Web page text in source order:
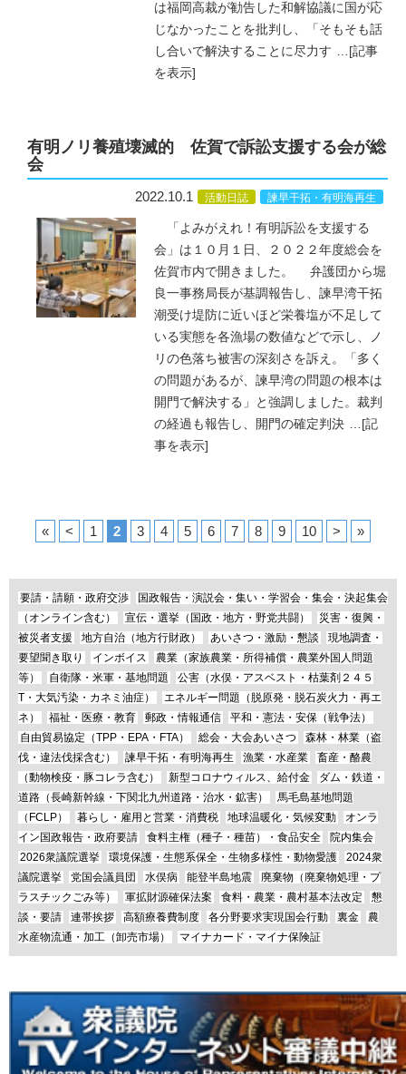
は福岡高裁が勧告した和解協議に国が応
じなかったことを批判し、「そもそも話
し合いで解決することに尽力す … [記事
を表示]
有明ノリ養殖壊滅的 佐賀で訴訟支援する会が総
会
2022.10.1 活動日誌 諫早干拓・有明海再生
「よみがえれ！有明訴訟を支援する
会」は１０月１日、２０２２年度総会を
佐賀市内で開きました。 弁護団から堀
良一事務局長が基調報告し、諫早湾干拓
潮受け堤防に近いほど栄養塩が不足して
いる実態を各漁場の数値などで示し、ノ
リの色落ち被害の深刻さを訴え。「多く
の問題があるが、諫早湾の問題の根本は
開門で解決する」と強調しました。裁判
の経過も報告し、開門の確定判決 … [記
事を表示]
« < 1 2 3 4 5 6 7 8 9 10 > »
要請・請願・政府交渉
国政報告・演説会・集い・学習会・集会・決起集会
（オンライン含む）
宣伝・選挙（国政・地方・野党共闘）
災害・復興・
被災者支援
地方自治（地方行財政） あいさつ・激励・懇談
現地調査・
要望聞き取り
インボイス
農業（家族農業・所得補償・農業外国人問題
等）
自衛隊・米軍・基地問題
公害（水俣・アスベスト・枯葉剤２４５
T・大気汚染・カネミ油症）
エネルギー問題（脱原発・脱石炭火力・再エ
ネ）
福祉・医療・教育 郵政・情報通信
平和・憲法・安保（戦争法）
自由貿易協定（TPP・EPA・FTA）
総会・大会あいさつ
森林・林業（盗
伐・違法伐採含む）
諫早干拓・有明海再生 漁業・水産業
畜産・酪農
（動物検疫・豚コレラ含む）
新型コロナウィルス、給付金
ダム・鉄道・
道路（長崎新幹線・下関北九州道路・治水・鉱害）
馬毛島基地問題
（FCLP）
暮らし・雇用と営業・消費税 地球温暖化・気候変動
オンラ
イン国政報告・政府要請
食料主権（種子・種苗）・食品安全
院内集会
2026衆議院選挙
環境保護・生態系保全・生物多様性・動物愛護
2024衆
議院選挙
党国会議員団 水俣病 能登半島地震
廃棄物（廃棄物処理・プ
ラスチックごみ等）
軍拡財源確保法案 食料・農業・農村基本法改定
懇
談・要請
連帯挨拶 高額療養費制度 各分野要求実現国会行動 裏金
農
水産物流通・加工（卸売市場）
マイナカード・マイナ保険証